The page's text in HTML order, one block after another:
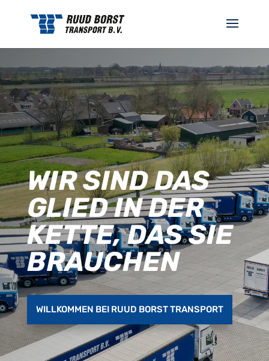
WIR SIND DAS
GLIED IN DER
KETTE, DAS SIE
BRAUCHEN
WILLKOMMEN BEI RUUD BORST TRANSPORT